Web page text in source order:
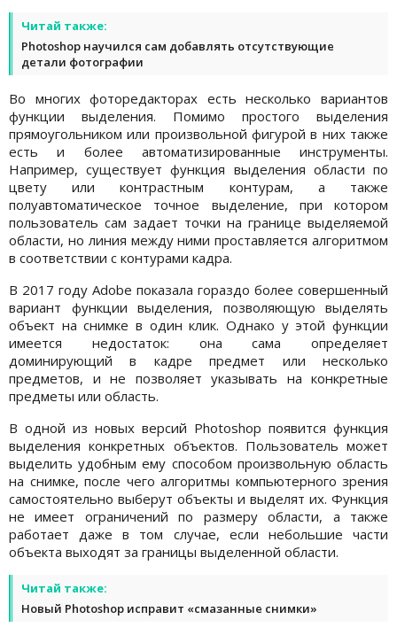
Читай также:
Photoshop научился сам добавлять отсутствующие
детали фотографии
Во многих фоторедакторах есть несколько вариантов
функции выделения. Помимо простого выделения
прямоугольником или произвольной фигурой в них также
есть и более автоматизированные инструменты.
Например, существует функция выделения области по
цвету или контрастным контурам, а также
полуавтоматическое точное выделение, при котором
пользователь сам задает точки на границе выделяемой
области, но линия между ними проставляется алгоритмом
в соответствии с контурами кадра.
В 2017 году Adobe показала гораздо более совершенный
вариант функции выделения, позволяющую выделять
объект на снимке в один клик. Однако у этой функции
имеется недостаток: она сама определяет
доминирующий в кадре предмет или несколько
предметов, и не позволяет указывать на конкретные
предметы или область.
В одной из новых версий Photoshop появится функция
выделения конкретных объектов. Пользователь может
выделить удобным ему способом произвольную область
на снимке, после чего алгоритмы компьютерного зрения
самостоятельно выберут объекты и выделят их. Функция
не имеет ограничений по размеру области, а также
работает даже в том случае, если небольшие части
объекта выходят за границы выделенной области.
Читай также:
Новый Photoshop исправит «смазанные снимки»